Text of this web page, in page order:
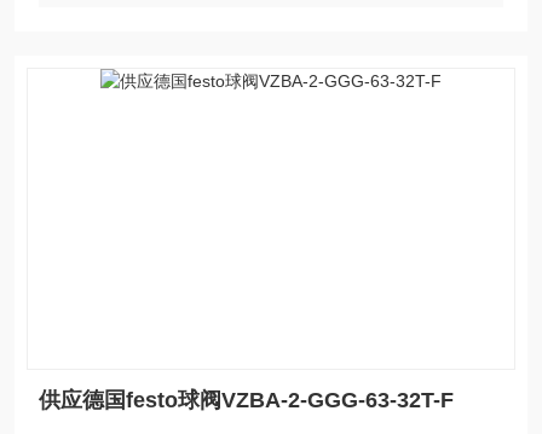
供应德国festo球阀VZBA-2-GGG-63-32T-F